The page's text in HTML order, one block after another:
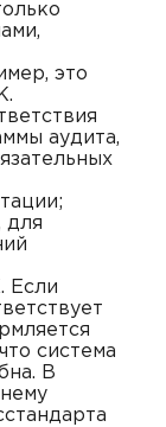
это
аудита,
для
Если
система
В